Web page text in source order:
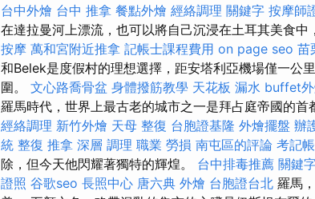
台中外燴 台中 推拿 餐點外燴 經絡調理 關鍵字 按摩師
在達拉曼河上漂流，也可以將自己沉浸在土耳其美食中
按摩 萬和宮附近推拿 記帳士課程費用 on page seo 苗
和Belek是度假村的理想選擇，距安塔利亞機場僅一公
圍。 文心路喬骨盆 身體撥筋教學 天花板 漏水 buffet
羅馬時代，世界上最古老的城市之一是拜占庭帝國的首
經絡調理 新竹外燴 天母 整復 台胞證基隆 外燴擺盤 辦
統 整復 推拿 深層 調理 職業 勞損 南屯區的評論 考記
除，但今天他閃耀著獨特的輝煌。 台中排毒推薦 關鍵
證照 谷歌seo 長照中心 唐六典 外燴 台胞證台北 羅馬